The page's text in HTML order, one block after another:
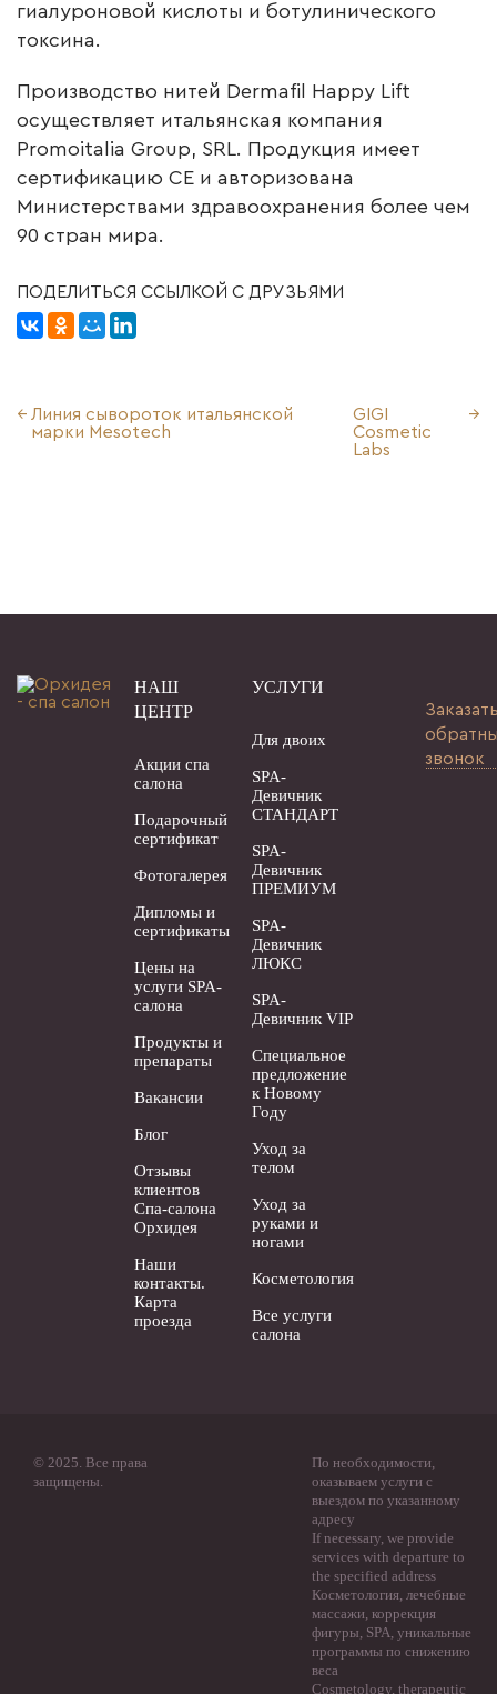
гиалуроновой кислоты и ботулинического
токсина.
Производство нитей Dermafil Happy Lift
осуществляет итальянская компания
Promoitalia Group, SRL. Продукция имеет
сертификацию СЕ и авторизована
Министерствами здравоохранения более чем
90 стран мира.
ПОДЕЛИТЬСЯ ССЫЛКОЙ С ДРУЗЬЯМИ
Линия сывороток итальянской
марки Mesotech
GIGI
Cosmetic
Labs
НАШ
ЦЕНТР
Акции спа
салона
Подарочный
сертификат
Фотогалерея
Дипломы и
сертификаты
Цены на
услуги SPA-
салона
Продукты и
препараты
Вакансии
Блог
Отзывы
клиентов
Спа-салона
Орхидея
Наши
контакты.
Карта
проезда
УСЛУГИ
Для двоих
SPA-
Девичник
СТАНДАРТ
SPA-
Девичник
ПРЕМИУМ
SPA-
Девичник
ЛЮКС
SPA-
Девичник VIP
Специальное
предложение
к Новому
Году
Уход за
телом
Уход за
руками и
ногами
Косметология
Все услуги
салона
звонок
© 2025. Все права
защищены.
По необходимости,
оказываем услуги с
выездом по указанному
адресу
If necessary, we provide
services with departure to
the specified address
Косметология, лечебные
массажи, коррекция
фигуры, SPA, уникальные
программы по снижению
веса
Cosmetology, therapeutic